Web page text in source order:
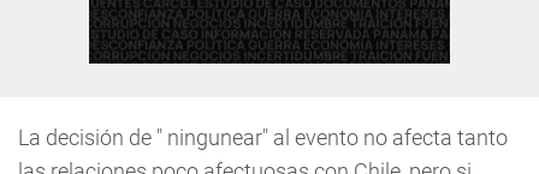
La decisión de " ningunear" al evento no afecta tanto